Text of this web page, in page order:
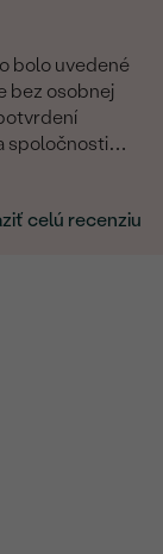
bolo uvedené
bez osobnej
spoločnosti
veľkosti.
o
celú recenziu